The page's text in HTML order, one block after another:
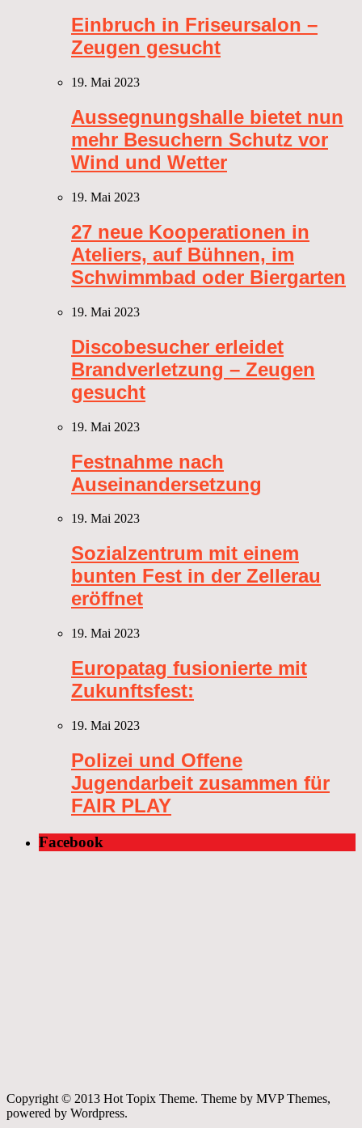
Einbruch in Friseursalon –
Zeugen gesucht
19. Mai 2023
Aussegnungshalle bietet nun
mehr Besuchern Schutz vor
Wind und Wetter
19. Mai 2023
27 neue Kooperationen in
Ateliers, auf Bühnen, im
Schwimmbad oder Biergarten
19. Mai 2023
Discobesucher erleidet
Brandverletzung – Zeugen
gesucht
19. Mai 2023
Festnahme nach
Auseinandersetzung
19. Mai 2023
Sozialzentrum mit einem
bunten Fest in der Zellerau
eröffnet
19. Mai 2023
Europatag fusionierte mit
Zukunftsfest:
19. Mai 2023
Polizei und Offene
Jugendarbeit zusammen für
FAIR PLAY
Facebook
Copyright © 2013 Hot Topix Theme. Theme by MVP Themes,
powered by Wordpress.